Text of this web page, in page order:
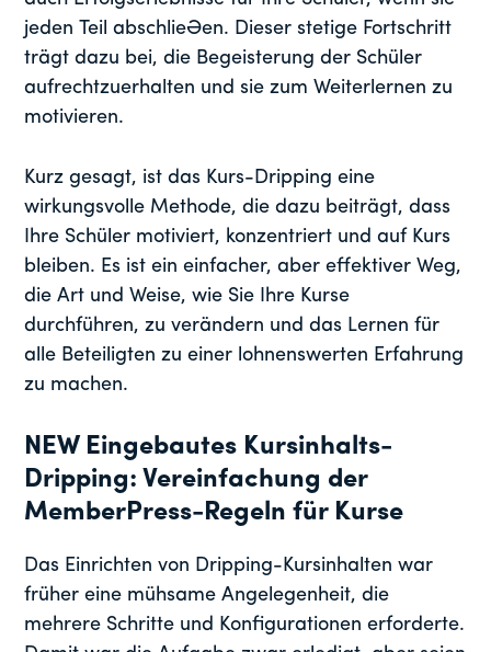
jeden Teil abschließen. Dieser stetige Fortschritt
trägt dazu bei, die Begeisterung der Schüler
aufrechtzuerhalten und sie zum Weiterlernen zu
motivieren.
Kurz gesagt, ist das Kurs-Dripping eine
wirkungsvolle Methode, die dazu beiträgt, dass
Ihre Schüler motiviert, konzentriert und auf Kurs
bleiben. Es ist ein einfacher, aber effektiver Weg,
die Art und Weise, wie Sie Ihre Kurse
durchführen, zu verändern und das Lernen für
alle Beteiligten zu einer lohnenswerten Erfahrung
zu machen.
NEW Eingebautes Kursinhalts-
Dripping: Vereinfachung der
MemberPress-Regeln für Kurse
Das Einrichten von Dripping-Kursinhalten war
früher eine mühsame Angelegenheit, die
mehrere Schritte und Konfigurationen erforderte.